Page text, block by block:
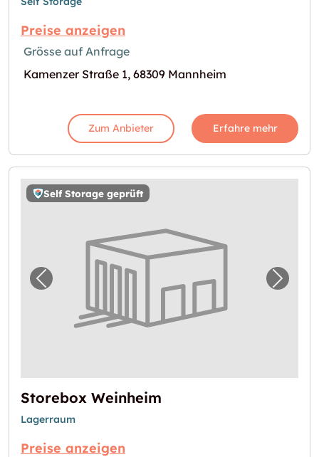
Preise anzeigen
Grösse auf Anfrage
Kamenzer Straße 1, 68309 Mannheim
Zum Anbieter Erfahre mehr
Self Storage geprüft
Vorheriges Bild für "Storebox Weinheim"
Storebox Weinheim
Lagerraum
Preise anzeigen